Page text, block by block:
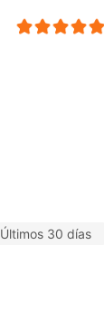
Últimos 30 días